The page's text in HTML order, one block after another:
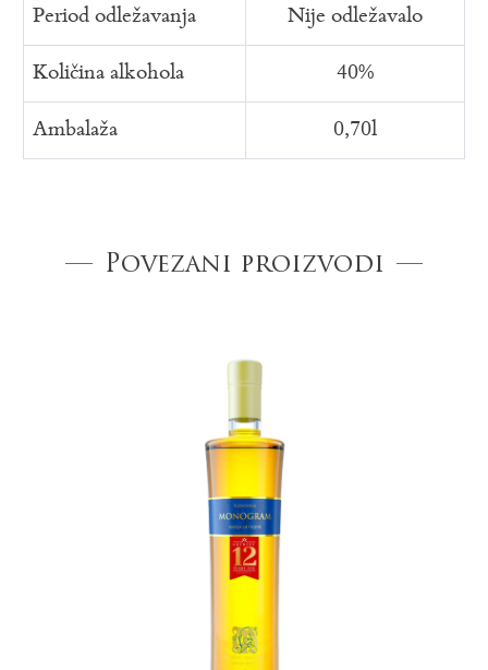
Period odležavanja Nije odležavalo
Količina alkohola 40%
Ambalaža 0,70l
Povezani proizvodi